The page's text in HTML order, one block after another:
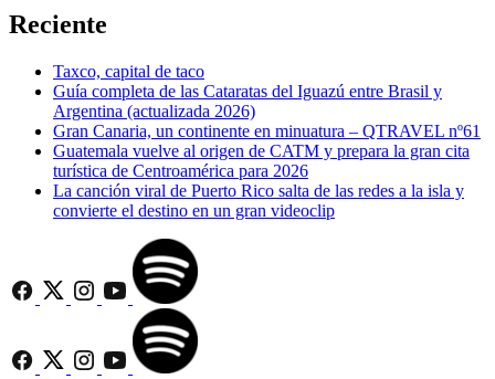
Reciente
Taxco, capital de taco
Guía completa de las Cataratas del Iguazú entre Brasil y
Argentina (actualizada 2026)
Gran Canaria, un continente en minuatura – QTRAVEL nº61
Guatemala vuelve al origen de CATM y prepara la gran cita
turística de Centroamérica para 2026
La canción viral de Puerto Rico salta de las redes a la isla y
convierte el destino en un gran videoclip